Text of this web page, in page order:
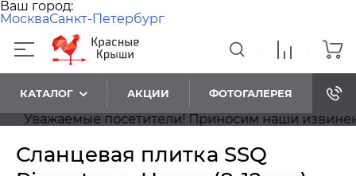
Ваш город:
МоскваСанкт-Петербург
КАТАЛОГ АКЦИИ ФОТОГАЛЕРЕЯ
Уважаемые посетители! Приносим наши
Сланцевая плитка SSQ